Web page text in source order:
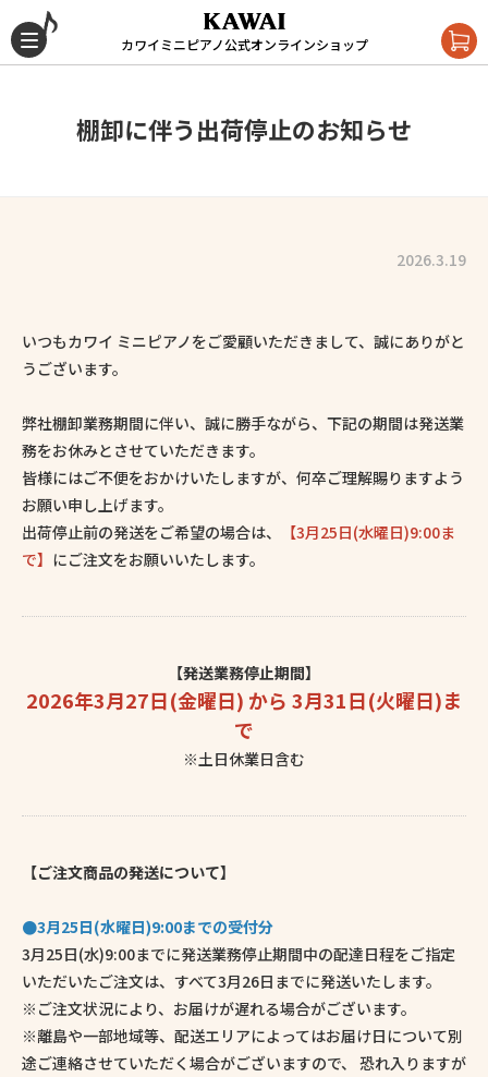
カワイミニピアノ公式オンラインショップ
棚卸に伴う出荷停止のお知らせ
2026.3.19
いつもカワイ ミニピアノをご愛顧いただきまして、誠にありがと
うございます。
弊社棚卸業務期間に伴い、誠に勝手ながら、下記の期間は発送業
務をお休みとさせていただきます。
皆様にはご不便をおかけいたしますが、何卒ご理解賜りますよう
お願い申し上げます。
出荷停止前の発送をご希望の場合は、
【3月25日(水曜日)9:00ま
で】 にご注文をお願いいたします。
【発送業務停止期間】
2026年3月27日(金曜日) から 3月31日(火曜日)ま
で
※土日休業日含む
【ご注文商品の発送について】
●3月25日(水曜日)9:00までの受付分
3月25日(水)9:00までに発送業務停止期間中の配達日程をご指定
いただいたご注文は、すべて3月26日までに発送いたします。
※ご注文状況により、お届けが遅れる場合がございます。
※離島や一部地域等、配送エリアによってはお届け日について別
途ご連絡させていただく場合がございますので、 恐れ入りますが